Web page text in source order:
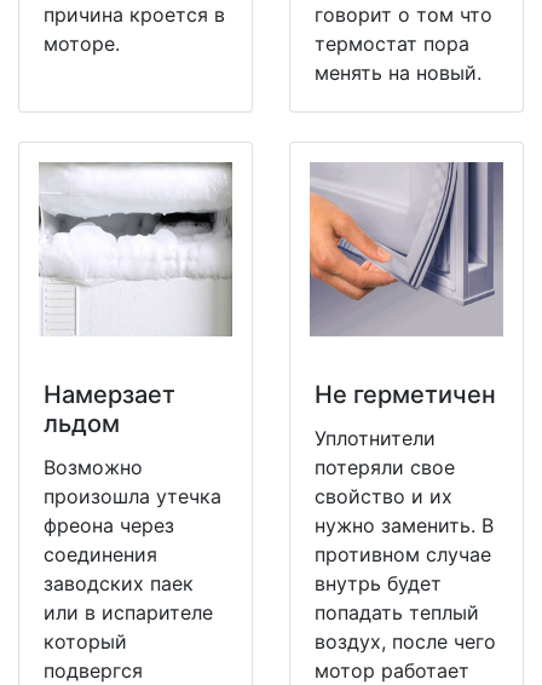
причина кроется в
моторе.
говорит о том что
термостат пора
менять на новый.
Намерзает
льдом
Возможно
произошла утечка
фреона через
соединения
заводских паек
или в испарителе
который
подвергся
Не герметичен
Уплотнители
потеряли свое
свойство и их
нужно заменить. В
противном случае
внутрь будет
попадать теплый
воздух, после чего
мотор работает